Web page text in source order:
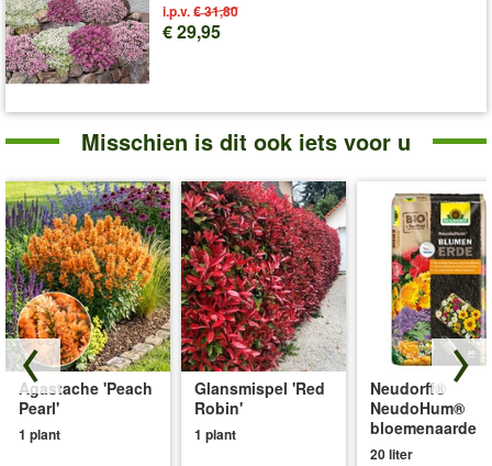
i.p.v.€ 31,80
€ 29,95
Misschien is dit ook iets voor u
Agastache 'Peach
Pearl'
1 plant
Glansmispel 'Red
Robin'
1 plant
Neudorff®
NeudoHum®
bloemenaarde
20 liter